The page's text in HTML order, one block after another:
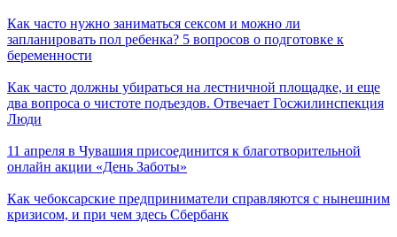
Как часто нужно заниматься сексом и можно ли
запланировать пол ребенка? 5 вопросов о подготовке к
беременности
Как часто должны убираться на лестничной площадке, и еще
два вопроса о чистоте подъездов. Отвечает Госжилинспекция
Люди
11 апреля в Чувашия присоединится к благотворительной
онлайн акции «День Заботы»
Как чебоксарские предприниматели справляются с нынешним
кризисом, и при чем здесь Сбербанк